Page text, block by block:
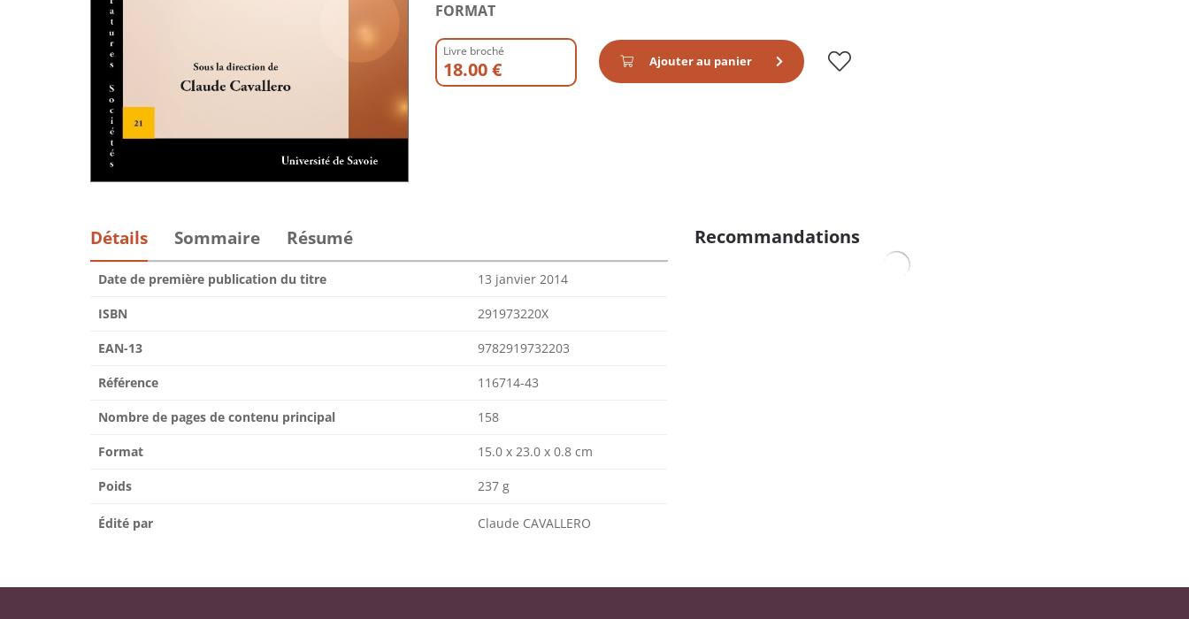
FORMAT
Livre broché
18.00 € Ajouter au panier
Détails Sommaire Résumé
Date de première publication du titre 13 janvier 2014
ISBN 291973220X
EAN-13 9782919732203
Référence 116714-43
Nombre de pages de contenu principal 158
Format 15.0 x 23.0 x 0.8 cm
Poids 237 g
Édité par Claude CAVALLERO
Recommandations